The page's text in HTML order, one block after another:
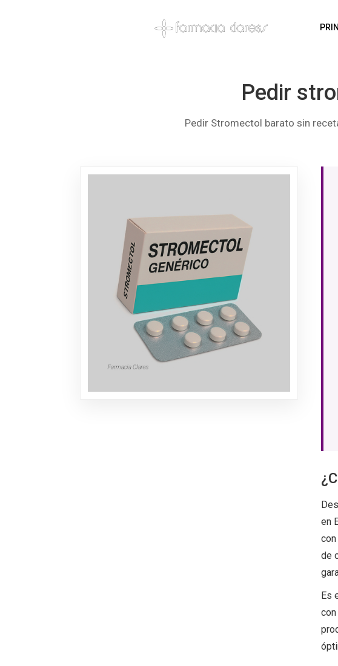
Pedir
Pedir Stromectol barato sin
en
de
Es